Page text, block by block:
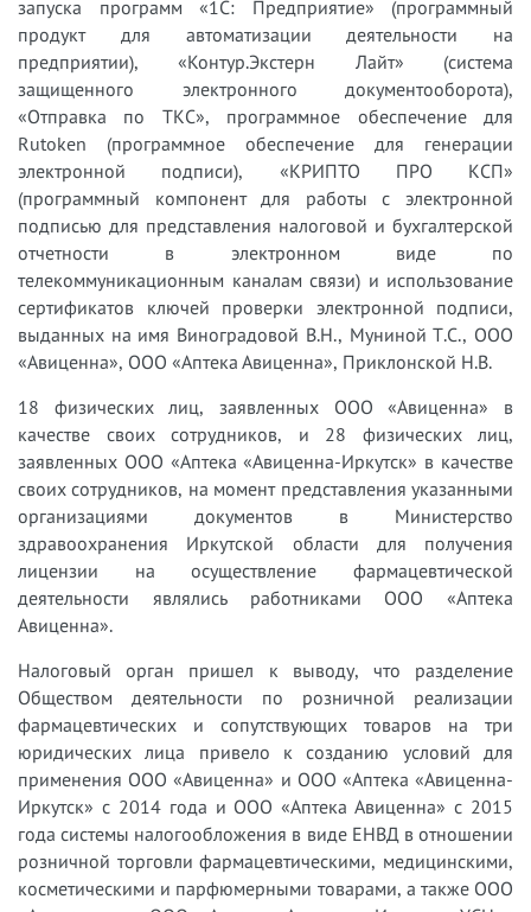
запуска программ «1С: Предприятие» (программный
продукт для автоматизации деятельности на
предприятии), «Контур.Экстерн Лайт» (система
защищенного электронного документооборота),
«Отправка по ТКС», программное обеспечение для
Rutoken (программное обеспечение для генерации
электронной подписи), «КРИПТО ПРО КСП»
(программный компонент для работы с электронной
подписью для представления налоговой и бухгалтерской
отчетности в электронном виде по
телекоммуникационным каналам связи) и использование
сертификатов ключей проверки электронной подписи,
выданных на имя Виноградовой В.Н., Муниной Т.С., ООО
«Авиценна», ООО «Аптека Авиценна», Приклонской Н.В.
18 физических лиц, заявленных ООО «Авиценна» в
качестве своих сотрудников, и 28 физических лиц,
заявленных ООО «Аптека «Авиценна-Иркутск» в качестве
своих сотрудников, на момент представления указанными
организациями документов в Министерство
здравоохранения Иркутской области для получения
лицензии на осуществление фармацевтической
деятельности являлись работниками ООО «Аптека
Авиценна».
Налоговый орган пришел к выводу, что разделение
Обществом деятельности по розничной реализации
фармацевтических и сопутствующих товаров на три
юридических лица привело к созданию условий для
применения ООО «Авиценна» и ООО «Аптека «Авиценна-
Иркутск» с 2014 года и ООО «Аптека Авиценна» с 2015
года системы налогообложения в виде ЕНВД в отношении
розничной торговли фармацевтическими, медицинскими,
косметическими и парфюмерными товарами, а также ООО